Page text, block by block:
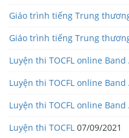
Giáo trình tiếng Trung
Giáo trình tiếng Trung
Luyện thi TOCFL online Band
Luyện thi TOCFL online Band
Luyện thi TOCFL online Band
Luyện thi TOCFL 07/09/2021